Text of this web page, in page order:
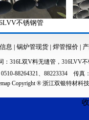
锈钢管
息 | 锅炉管现货 | 焊管报价|
： 316L双V料无缝管 ， 316LVV
88264321、88223334 传真
Copyright ® 浙江双银特材科